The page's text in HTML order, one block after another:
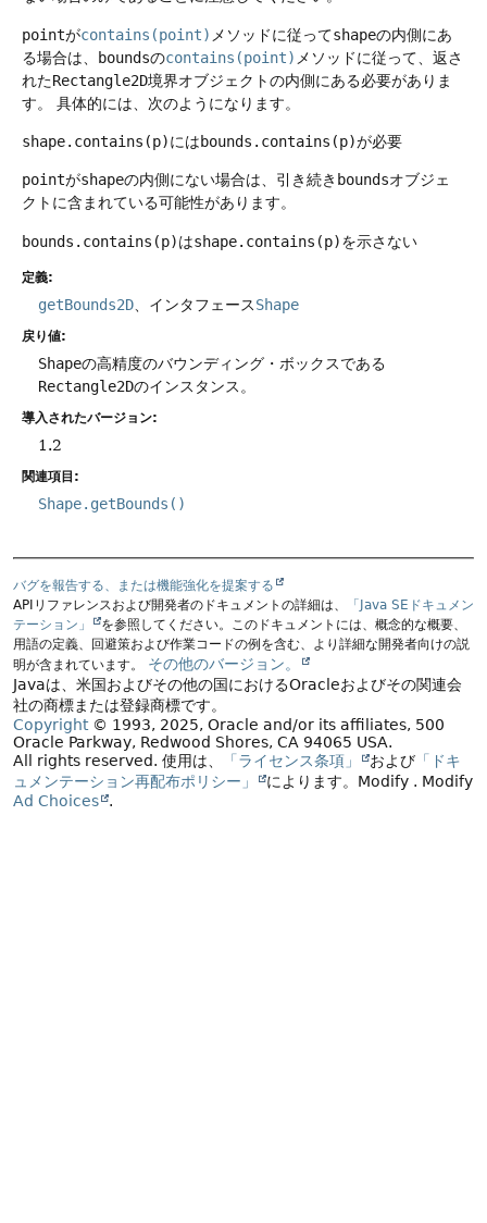
pointがcontains(point) メソッドに従ってshapeの内側にあ
る場合は、
boundsのcontains(point) メソッドに従って、返さ
れたRectangle2D境界オブジェクトの内側にある必要がありま
す。
具体的には、次のようになります。
shape.contains(p)にはbounds.contains(p)が必要
pointがshapeの内側にない場合は、引き続き boundsオブジェ
クトに含まれている可能性があります。
bounds.contains(p)はshape.contains(p)を示さない
定義:
getBounds2D、インタフェースShape
戻り値:
Shapeの高精度のバウンディング・ボックスである
Rectangle2Dのインスタンス。
導入されたバージョン:
1.2
関連項目:
Shape.getBounds()
バグを報告する、または機能強化を提案する
APIリファレンスおよび開発者のドキュメントの詳細は、
「Java SEドキュメン
テーション」
を参照してください。このドキュメントには、概念的な概要、
用語の定義、回避策および作業コードの例を含む、より詳細な開発者向けの説
明が含まれています。
その他のバージョン。
Javaは、米国およびその他の国におけるOracleおよびその関連会
社の商標または登録商標です。
Copyright© 1993, 2025, Oracle and/or its affiliates, 500
Oracle Parkway, Redwood Shores, CA 94065 USA.
All rights reserved. 使用は、 「ライセンス条項」 および 「ドキ
ュメンテーション再配布ポリシー」
によります。 Modify . Modify
Ad Choices
.